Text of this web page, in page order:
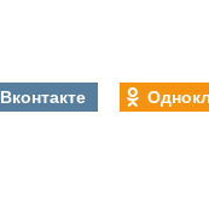
Вконтакте